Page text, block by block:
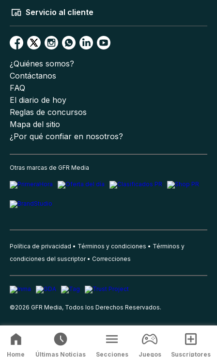
Servicio al cliente
¿Quiénes somos?
Contáctanos
FAQ
El diario de hoy
Reglas de concursos
Mapa del sitio
¿Por qué confiar en nosotros?
Otras marcas de GFR Media
Política de privacidad Términos y condiciones
Términos y
condiciones del suscriptor
Correcciones
©2026 GFR Media, Todos los Derechos Reservados.
Home Últimas Noticias Secciones Juegos Suscriptores